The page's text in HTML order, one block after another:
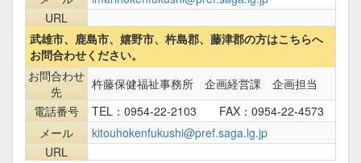
URL
武雄市、鹿島市、嬉野市、杵島郡、藤津郡の方はこちらへ
お問合わせください。
お問合わせ
先
杵藤保健福祉事務所 企画経営課 企画担当
電話番号
TEL：0954-22-2103 FAX：0954-22-4573
メール
kitouhokenfukushi@pref.saga.lg.jp
URL